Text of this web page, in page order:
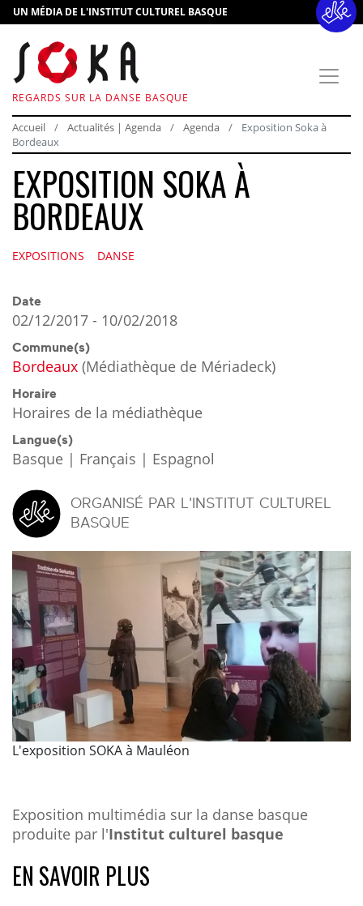
UN MÉDIA DE L'INSTITUT CULTUREL BASQUE
REGARDS SUR LA DANSE BASQUE
Accueil Actualités | Agenda Agenda
Exposition Soka à
Bordeaux
EXPOSITION SOKA À
BORDEAUX
EXPOSITIONS DANSE
Date
02/12/2017 - 10/02/2018
Commune(s)
Bordeaux (Médiathèque de Mériadeck)
Horaire
Horaires de la médiathèque
Langue(s)
Basque | Français | Espagnol
ORGANISÉ PAR L'INSTITUT CULTUREL
BASQUE
L'exposition SOKA à Mauléon
Exposition multimédia sur la danse basque
produite par l'Institut culturel basque
EN SAVOIR PLUS